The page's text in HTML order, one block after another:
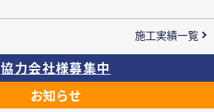
施工実績一覧
協力会社様募集中
お知らせ